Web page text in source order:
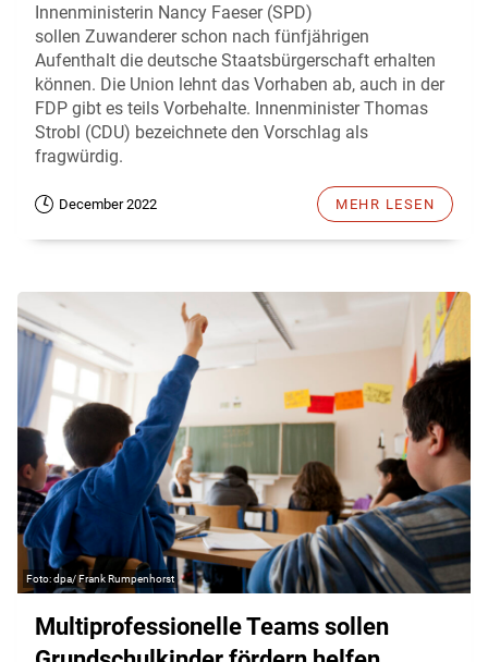
Innenministerin Nancy Faeser (SPD)
sollen Zuwanderer schon nach fünfjährigen
Aufenthalt die deutsche Staatsbürgerschaft erhalten
können. Die Union lehnt das Vorhaben ab, auch in der
FDP gibt es teils Vorbehalte. Innenminister Thomas
Strobl (CDU) bezeichnete den Vorschlag als
fragwürdig.
December 2022 MEHR LESEN
dpa/ Frank Rumpenhorst
Multiprofessionelle Teams sollen